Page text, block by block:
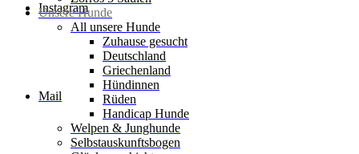
Instagram
Mail
Unsere Hunde
All unsere Hunde
Zuhause gesucht
Deutschland
Griechenland
Hündinnen
Rüden
Handicap Hunde
Welpen & Junghunde
Selbstauskunftsbogen